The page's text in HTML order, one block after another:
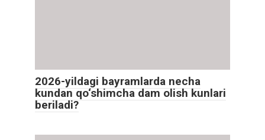
2026-yildagi bayramlarda necha
kundan qo‘shimcha dam olish kunlari
beriladi?